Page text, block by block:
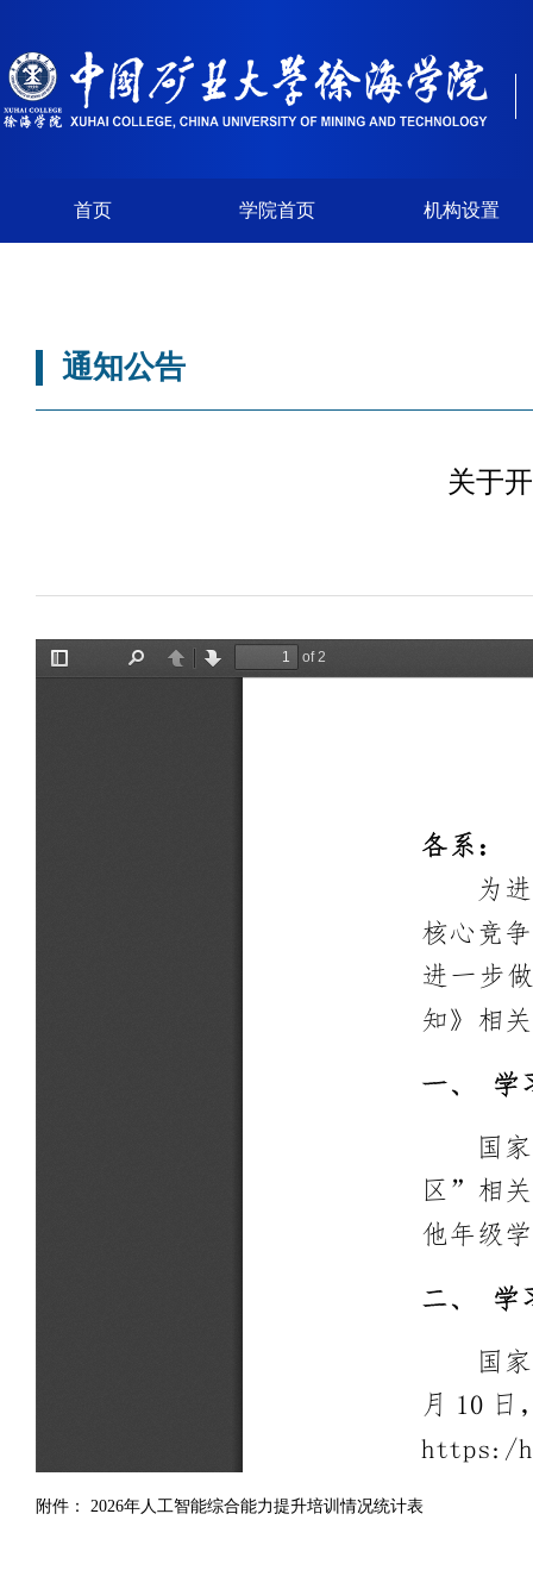
首页 学院首页 机构设置
通知公告
关于
附件： 2026年人工智能综合能力提升培训情况统计表